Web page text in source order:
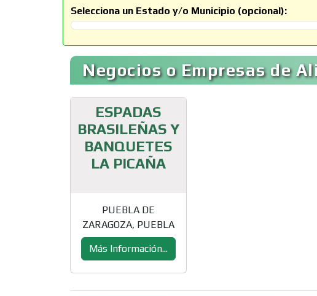
Selecciona un Estado y/o Municipio (opcional):
Selecciona un Estado
Negocios o Empresas de
ESPADAS
BRASILEÑAS Y
BANQUETES
LA PICAÑA
PUEBLA DE
ZARAGOZA, PUEBLA
Más Información...